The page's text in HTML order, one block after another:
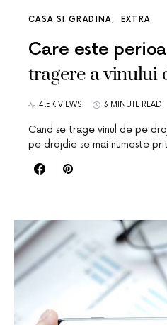
CASA SI GRADINA EXTRA
Care este
tragere a vinului
4.5K VIEWS 3 MINUTE READ
Cand se trage vinul de pe
pe drojdie se mai numeste